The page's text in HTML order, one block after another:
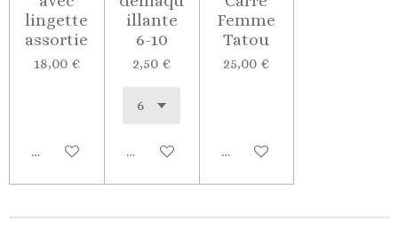
lingette
assortie
18,00 €
M'avertir si disponible
illante
6-10
2,50 €
Ajouter au panier
Femme
Tatou
25,00 €
Ajouter au panier